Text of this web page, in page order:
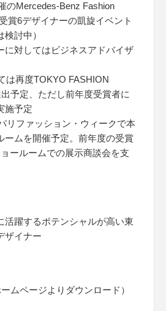
のMercedes-Benz Fashion
賞6デザイナーの凱旋イベント
討中）
対してはビジネスアドバイザ
は再度TOKYO FASHION
予定、ただし前年度受賞者に
施予定
リファッション・ウィークで本
ームを開催予定。前年度の受賞
ールームでの展示商談会を支
活躍するポテンシャルが高い東
ザイナー
ムページよりダウンロード）